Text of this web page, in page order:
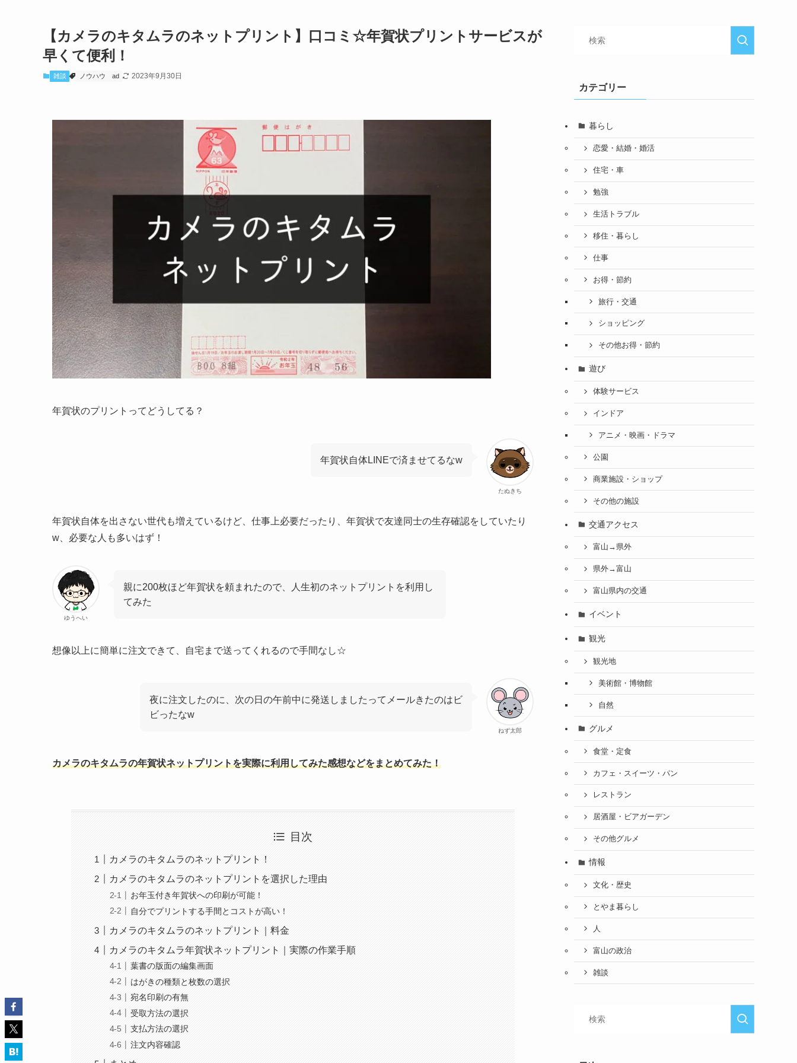
【カメラのキタムラのネットプリント】口コミ☆年賀状プリントサービスが
早くて便利！
雑談 ノウハウ ad 2023年9月30日
年賀状のプリントってどうしてる？
たぬきち
年賀状自体LINEで済ませてるなw
年賀状自体を出さない世代も増えているけど、仕事上必要だったり、年賀状で友達同士の生存確認をしていたり
w、必要な人も多いはず！
ゆうへい
親に200枚ほど年賀状を頼まれたので、人生初のネットプリントを利用し
てみた
想像以上に簡単に注文できて、自宅まで送ってくれるので手間なし☆
ねず太郎
夜に注文したのに、次の日の午前中に発送しましたってメールきたのはビ
ビったなw
カメラのキタムラの年賀状ネットプリントを実際に利用してみた感想などをまとめてみた！
目次
カメラのキタムラのネットプリント！
カメラのキタムラのネットプリントを選択した理由
お年玉付き年賀状への印刷が可能！
自分でプリントする手間とコストが高い！
カメラのキタムラのネットプリント｜料金
カメラのキタムラ年賀状ネットプリント｜実際の作業手順
葉書の版面の編集画面
はがきの種類と枚数の選択
宛名印刷の有無
受取方法の選択
支払方法の選択
注文内容確認
カテゴリー
暮らし
恋愛・結婚・婚活
住宅・車
勉強
生活トラブル
移住・暮らし
仕事
お得・節約
旅行・交通
ショッピング
その他お得・節約
遊び
体験サービス
インドア
アニメ・映画・ドラマ
公園
商業施設・ショップ
その他の施設
交通アクセス
富山→県外
県外→富山
富山県内の交通
イベント
観光
観光地
美術館・博物館
自然
グルメ
食堂・定食
カフェ・スイーツ・パン
レストラン
居酒屋・ビアガーデン
その他グルメ
情報
文化・歴史
とやま暮らし
人
富山の政治
雑談